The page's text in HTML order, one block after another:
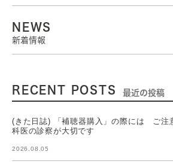
NEWS
新着情報
RECENT POSTS 最近の投稿
(きた日誌) 「補聴器購入」の際には ご
科医の診察が大切です
2026.08.05